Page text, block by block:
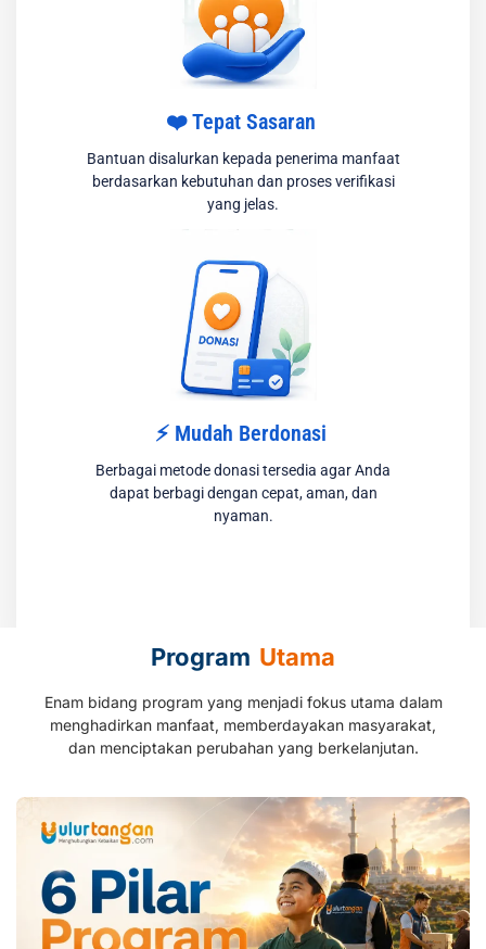
❤️ Tepat Sasaran
Bantuan disalurkan kepada penerima manfaat
berdasarkan kebutuhan dan proses verifikasi
yang jelas.
⚡ Mudah Berdonasi
Berbagai metode donasi tersedia agar Anda
dapat berbagi dengan cepat, aman, dan
nyaman.
Program Utama
Enam bidang program yang menjadi fokus utama dalam
menghadirkan manfaat, memberdayakan masyarakat,
dan menciptakan perubahan yang berkelanjutan.